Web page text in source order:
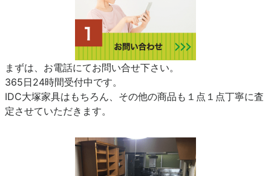
まずは、お電話にてお問い合せ下さい。
365日24時間受付中です。
IDC大塚家具はもちろん、その他の商品も１点１点丁寧に査
定させていただきます。